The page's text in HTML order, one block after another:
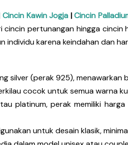
Cincin Kawin Jogja |Cincin
pertunangan hingga
individu karena keindahan dan
silver (perak 925), menawarkan
cocok untuk semua warna
platinum, perak memiliki
untuk desain klasik,